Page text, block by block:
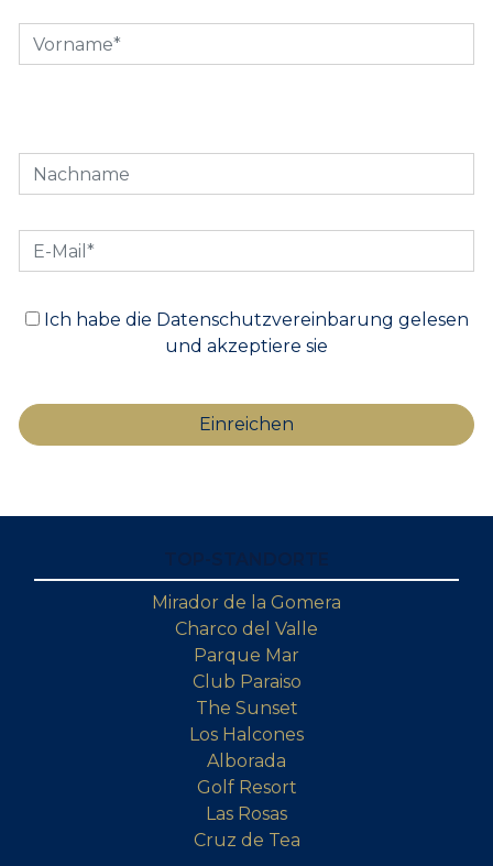
Ich habe die Datenschutzvereinbarung gelesen
und akzeptiere sie
Mirador de la Gomera
Charco del Valle
Parque Mar
Club Paraiso
The Sunset
Los Halcones
Alborada
Golf Resort
Las Rosas
Cruz de Tea